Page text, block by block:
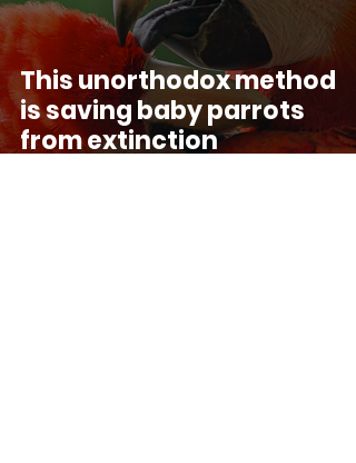
This unorthodox method
is saving baby parrots
from extinction